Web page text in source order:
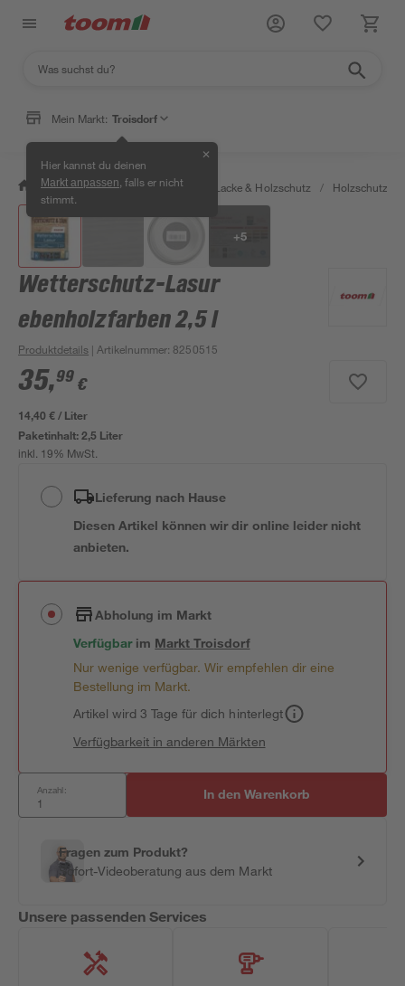
Mein Markt: Troisdorf
Hier kannst du deinen
Markt anpassen , falls er nicht
stimmt.
✕
/ Bauen & Renovieren / Farben, Lacke & Holzschutz / Holzschutz &
+5
Wetterschutz-Lasur
ebenholzfarben 2,5 l
Produktdetails | Artikelnummer: 8250515
35,99 €
14,40 € / Liter
Paketinhalt:2,5 Liter
inkl. 19% MwSt.
Lieferung nach Hause
Diesen Artikel können wir dir online leider nicht
anbieten.
Abholung im Markt
Verfügbar im MarktTroisdorf
Nur wenige verfügbar. Wir empfehlen dir eine
Bestellung im Markt.
Artikel wird 3 Tage für dich hinterlegt
Verfügbarkeit in anderen Märkten
Anzahl: In den Warenkorb
Fragen zum Produkt?
Sofort-Videoberatung aus dem Markt
Unsere passenden Services